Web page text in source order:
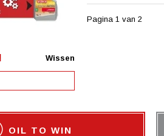
Pagina 1 van 2
Wissen
OIL TO WIN